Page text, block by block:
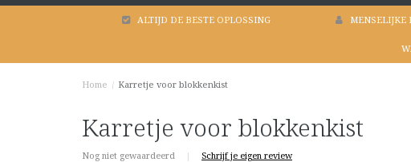
ALTIJD DE BESTE OPLOSSING MENSELIJKE
Home / Karretje voor blokkenkist
Karretje voor blokkenkist
Nog niet gewaardeerd | Schrijf je eigen review